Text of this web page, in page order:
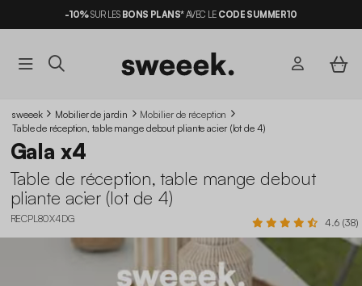
-10%SUR LES BONS PLANS*AVEC LE CODE SUMMER10
sweeek Mobilier de jardin
Mobilier de réception
Table de réception, table mange debout pliante acier (lot de 4)
Gala x4
Table de réception, table mange debout
pliante acier (lot de 4)
RECPL80X4DG 4.6 (38)